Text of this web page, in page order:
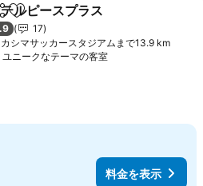
アお気に入りに追加
ルピースプラス
17
カシマサッカースタジアムまで13.9 km
ユニークなテーマの客室料金を表示
料金を表示